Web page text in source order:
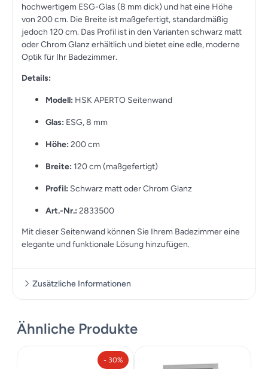
hochwertigem ESG-Glas (8 mm dick) und hat eine Höhe
von 200 cm. Die Breite ist maßgefertigt, standardmäßig
jedoch 120 cm. Das Profil ist in den Varianten schwarz matt
oder Chrom Glanz erhältlich und bietet eine edle, moderne
Optik für Ihr Badezimmer.
Details:
Modell: HSK APERTO Seitenwand
Glas: ESG, 8 mm
Höhe: 200 cm
Breite: 120 cm (maßgefertigt)
Profil: Schwarz matt oder Chrom Glanz
Art.-Nr.: 2833500
Mit dieser Seitenwand können Sie Ihrem Badezimmer eine
elegante und funktionale Lösung hinzufügen.
Zusätzliche Informationen
Zusätzliche Informationen
120 × 200 cm
Ähnliche Produkte
- 30%